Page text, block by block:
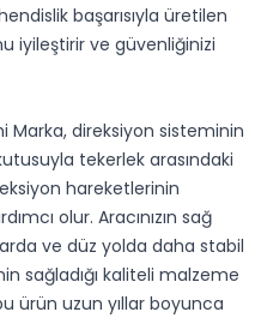
başarısıyla üretilen
iyileştirir ve güvenliğinizi
Marka, direksiyon sisteminin
tekerlek arasındaki
hareketlerinin
olur. Aracınızın sağ
ve düz yolda daha stabil
sağladığı kaliteli malzeme
ürün uzun yıllar boyunca